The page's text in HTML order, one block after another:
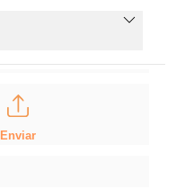
Enviar